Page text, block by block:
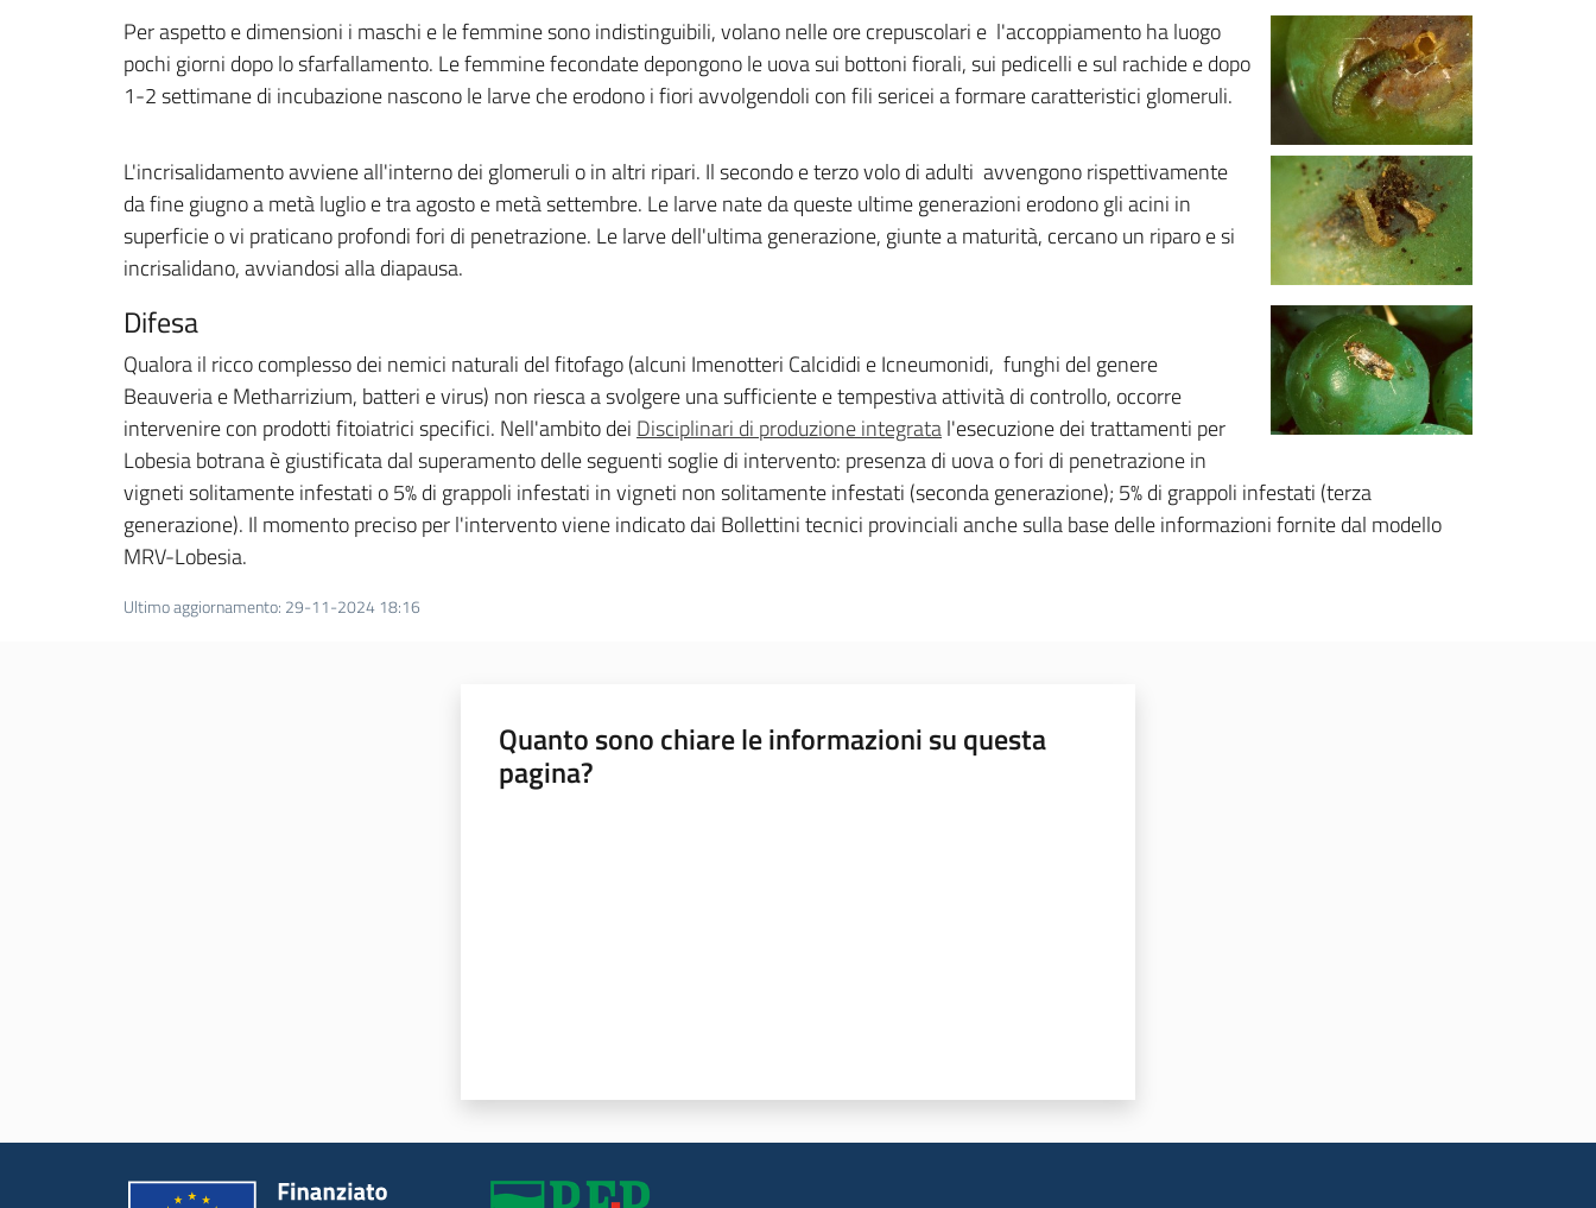
Per aspetto e dimensioni i maschi e le femmine sono indistinguibili, volano nelle ore crepuscolari e l'accoppiamento ha luogo
pochi giorni dopo lo sfarfallamento. Le femmine fecondate depongono le uova sui bottoni fiorali, sui pedicelli e sul rachide e dopo
1-2 settimane di incubazione nascono le larve che erodono i fiori avvolgendoli con fili sericei a formare caratteristici glomeruli.
L'incrisalidamento avviene all'interno dei glomeruli o in altri ripari. Il secondo e terzo volo di adulti avvengono rispettivamente
da fine giugno a metà luglio e tra agosto e metà settembre. Le larve nate da queste ultime generazioni erodono gli acini in
superficie o vi praticano profondi fori di penetrazione. Le larve dell'ultima generazione, giunte a maturità, cercano un riparo e si
incrisalidano, avviandosi alla diapausa.
Difesa
Qualora il ricco complesso dei nemici naturali del fitofago (alcuni Imenotteri Calcididi e Icneumonidi, funghi del genere
Beauveria e Metharrizium, batteri e virus) non riesca a svolgere una sufficiente e tempestiva attività di controllo, occorre
intervenire con prodotti fitoiatrici specifici. Nell'ambito dei Disciplinari di produzione integratal'esecuzione dei trattamenti per
Lobesia botrana è giustificata dal superamento delle seguenti soglie di intervento: presenza di uova o fori di penetrazione in
vigneti solitamente infestati o 5% di grappoli infestati in vigneti non solitamente infestati (seconda generazione); 5% di grappoli infestati (terza
generazione). Il momento preciso per l'intervento viene indicato dai Bollettini tecnici provinciali anche sulla base delle informazioni fornite dal modello
MRV-Lobesia.
Ultimo aggiornamento: 29-11-2024 18:16
Quanto sono chiare le informazioni su questa
pagina?